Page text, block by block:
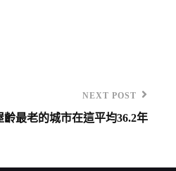
NEXT POST
最老的城市在這平均36.2年